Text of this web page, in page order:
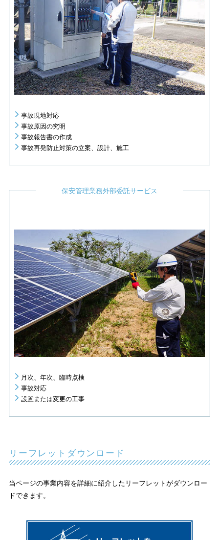
事故現地対応
事故原因の究明
事故報告書の作成
事故再発防止対策の立案、設計、施工
保安管理業務外部委託サービス
月次、年次、臨時点検
事故対応
設置または変更の工事
リーフレットダウンロード
当ページの事業内容を詳細に紹介したリーフレットがダウンロー
ドできます。